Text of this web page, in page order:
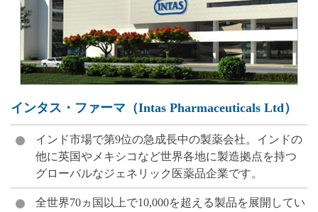
インタス・ファーマ（Intas Pharmaceuticals Ltd）
インド市場で第9位の急成長中の製薬会社。インドの
他に英国やメキシコなど世界各地に製造拠点を持つ
グローバルなジェネリック医薬品企業です。
全世界70ヵ国以上で10,000を超える製品を展開してい